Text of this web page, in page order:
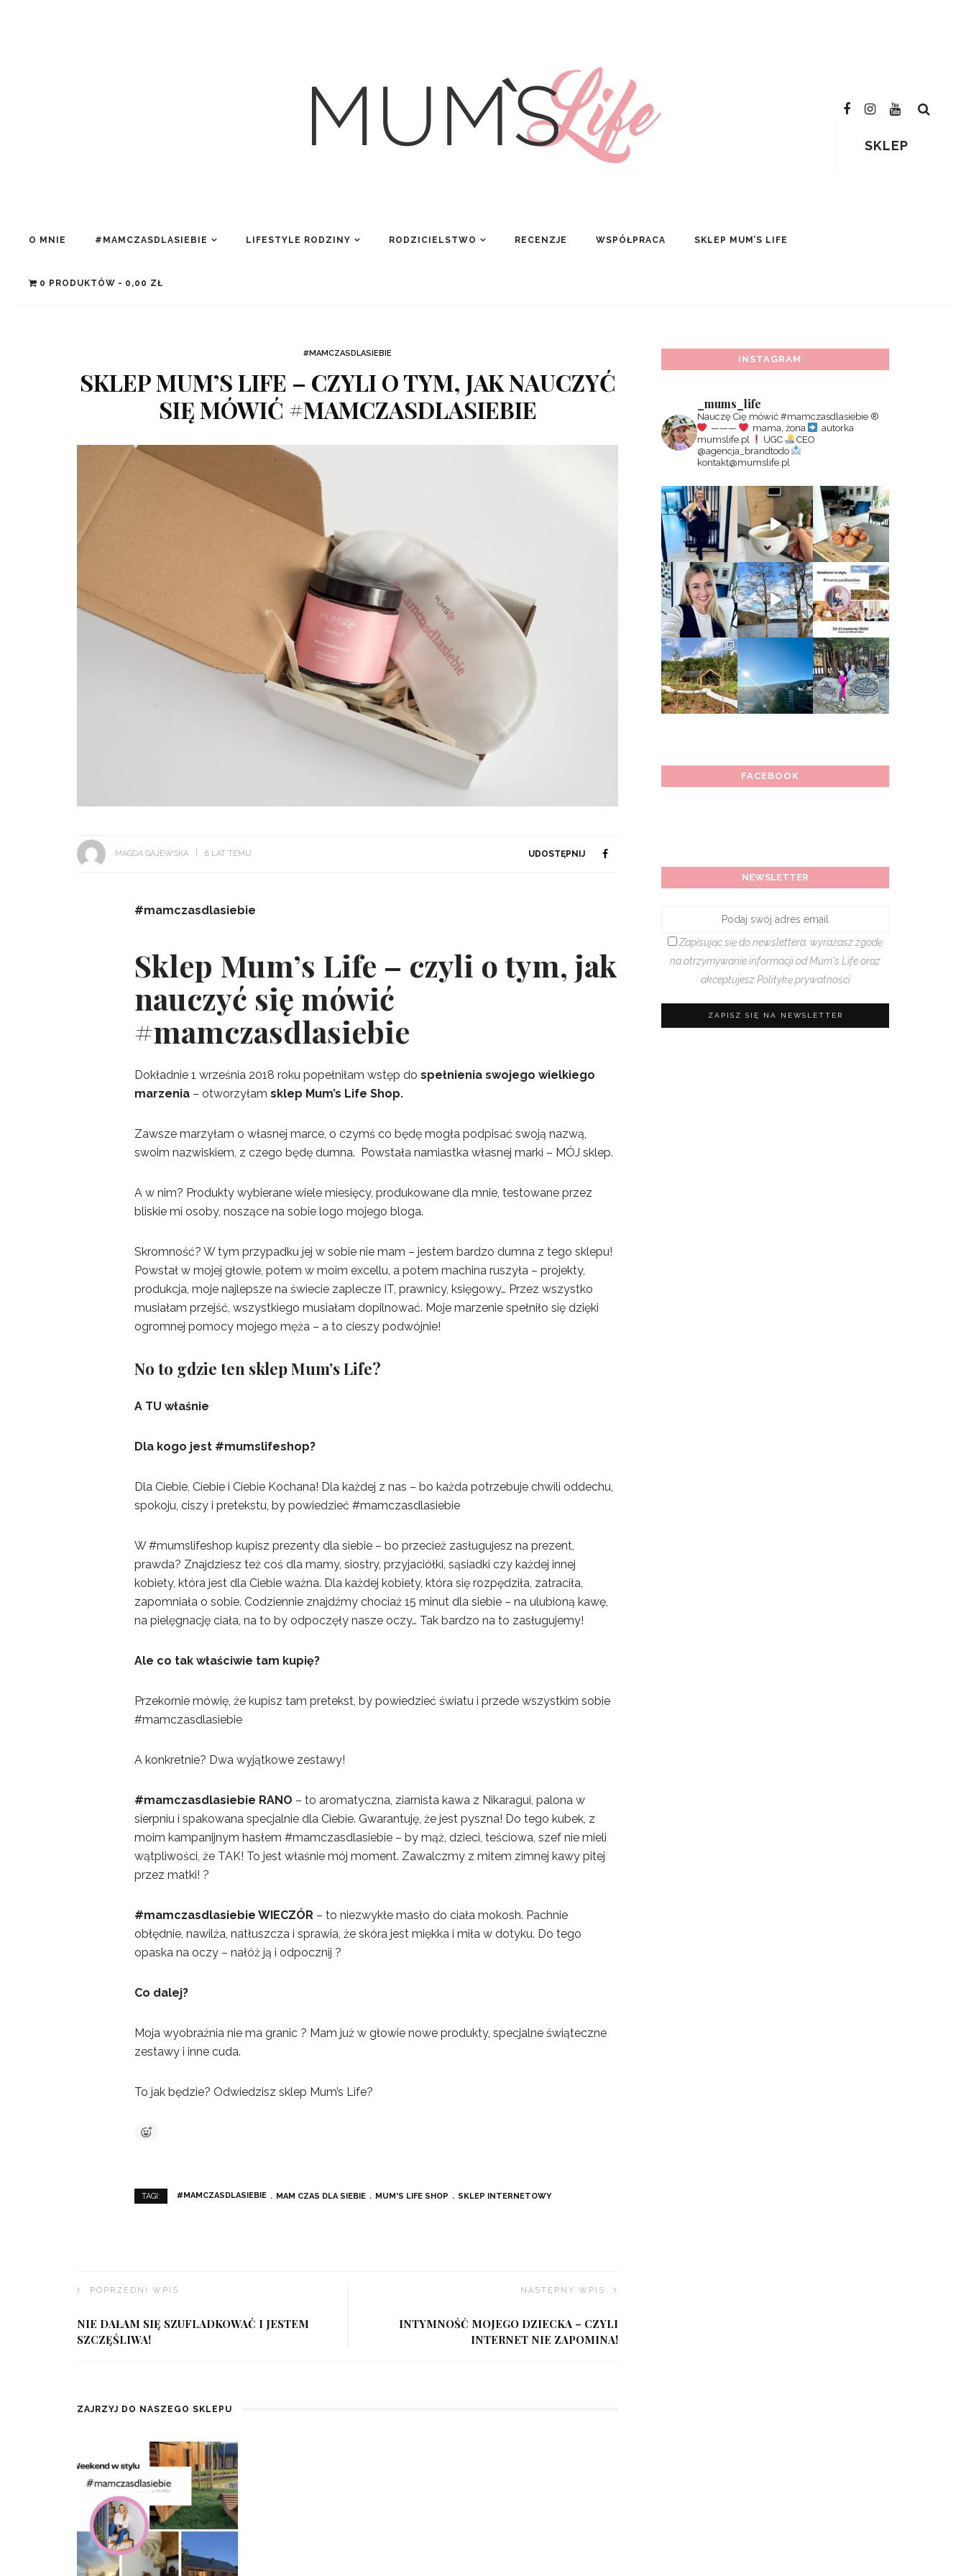
SKLEP
O MNIE #MAMCZASDLASIEBIE LIFESTYLE RODZINY RODZICIELSTWO RECENZJE WSPÓŁPRACA SKLEP MUM’S LIFE
0 PRODUKTÓW 0,00 ZŁ
#MAMCZASDLASIEBIE
SKLEP MUM’S LIFE – CZYLI O TYM, JAK NAUCZYĆ
SIĘ MÓWIĆ #MAMCZASDLASIEBIE
MAGDA GAJEWSKA 8 LAT TEMU UDOSTĘPNIJ
#mamczasdlasiebie
Sklep Mum’s Life – czyli o tym, jak
nauczyć się mówić
#mamczasdlasiebie
Dokładnie 1 września 2018 roku popełniłam wstęp do spełnienia swojego wielkiego
marzenia – otworzyłam sklep Mum’s Life Shop.
Zawsze marzyłam o własnej marce, o czymś co będę mogła podpisać swoją nazwą,
swoim nazwiskiem, z czego będę dumna. Powstała namiastka własnej marki – MÓJ sklep.
A w nim? Produkty wybierane wiele miesięcy, produkowane dla mnie, testowane przez
bliskie mi osoby, noszące na sobie logo mojego bloga.
Skromność? W tym przypadku jej w sobie nie mam – jestem bardzo dumna z tego sklepu!
Powstał w mojej głowie, potem w moim excellu, a potem machina ruszyła – projekty,
produkcja, moje najlepsze na świecie zaplecze IT, prawnicy, księgowy… Przez wszystko
musiałam przejść, wszystkiego musiałam dopilnować. Moje marzenie spełniło się dzięki
ogromnej pomocy mojego męża – a to cieszy podwójnie!
No to gdzie ten sklep Mum’s Life?
A TU właśnie
Dla kogo jest #mumslifeshop?
Dla Ciebie, Ciebie i Ciebie Kochana! Dla każdej z nas – bo każda potrzebuje chwili oddechu,
spokoju, ciszy i pretekstu, by powiedzieć #mamczasdlasiebie
W #mumslifeshop kupisz prezenty dla siebie – bo przecież zasługujesz na prezent,
prawda? Znajdziesz też coś dla mamy, siostry, przyjaciółki, sąsiadki czy każdej innej
kobiety, która jest dla Ciebie ważna. Dla każdej kobiety, która się rozpędziła, zatraciła,
zapomniała o sobie. Codziennie znajdźmy chociaż 15 minut dla siebie – na ulubioną kawę,
na pielęgnację ciała, na to by odpoczęły nasze oczy… Tak bardzo na to zasługujemy!
Ale co tak właściwie tam kupię?
Przekornie mówię, że kupisz tam pretekst, by powiedzieć światu i przede wszystkim sobie
#mamczasdlasiebie
A konkretnie? Dwa wyjątkowe zestawy!
#mamczasdlasiebie RANO – to aromatyczna, ziarnista kawa z Nikaragui, palona w
sierpniu i spakowana specjalnie dla Ciebie. Gwarantuję, że jest pyszna! Do tego kubek, z
moim kampanijnym hasłem #mamczasdlasiebie – by mąż, dzieci, teściowa, szef nie mieli
wątpliwości, że TAK! To jest właśnie mój moment. Zawalczmy z mitem zimnej kawy pitej
przez matki! ?
#mamczasdlasiebie WIECZÓR – to niezwykłe masło do ciała mokosh. Pachnie
obłędnie, nawilża, natłuszcza i sprawia, że skóra jest miękka i miła w dotyku. Do tego
opaska na oczy – nałóż ją i odpocznij ?
Co dalej?
Moja wyobraźnia nie ma granic ? Mam już w głowie nowe produkty, specjalne świąteczne
zestawy i inne cuda.
To jak będzie? Odwiedzisz sklep Mum’s Life?
TAGI: #MAMCZASDLASIEBIE MAM CZAS DLA SIEBIE MUM'S LIFE SHOP SKLEP INTERNETOWY
POPRZEDNI WPIS
NIE DAŁAM SIĘ SZUFLADKOWAĆ I JESTEM
SZCZĘŚLIWA!
NASTĘPNY WPIS
INTYMNOŚĆ MOJEGO DZIECKA – CZYLI
INTERNET NIE ZAPOMINA!
ZAJRZYJ DO NASZEGO SKLEPU
INSTAGRAM
_mums_life
Nauczę Cię mówić #mamczasdlasiebie ®️
———
mama, żona
autorka
mumslife.pl
UGC
CEO
@agencja_brandtodo
kontakt@mumslife.pl
FACEBOOK
NEWSLETTER
Zapisując się do newslettera, wyrażasz zgodę
na otrzymywanie informacji od Mum's Life oraz
akceptujeszPolitykę prywatności